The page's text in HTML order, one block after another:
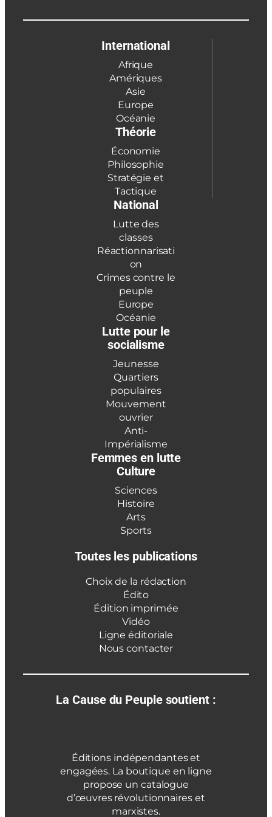
International
Afrique
Amériques
Asie
Europe
Océanie
Théorie
Économie
Philosophie
Stratégie et
Tactique
National
Lutte des
classes
Réactionnarisati
on
Crimes contre le
peuple
Europe
Océanie
Lutte pour le
socialisme
Jeunesse
Quartiers
populaires
Mouvement
ouvrier
Anti-
Impérialisme
Femmes en lutte
Culture
Sciences
Histoire
Arts
Sports
Toutes les publications
Choix de la rédaction
Édito
Édition imprimée
Vidéo
Ligne éditoriale
Nous contacter
La Cause du Peuple soutient :
Éditions indépendantes et
engagées. La boutique en ligne
propose un catalogue
d’œuvres révolutionnaires et
marxistes.